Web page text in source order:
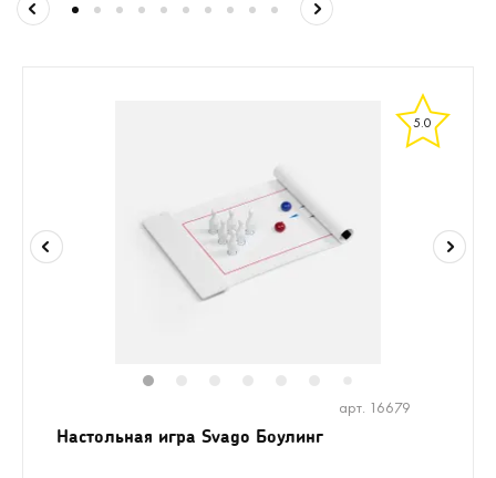
5.0
арт. 16679
Настольная игра Svago Боулинг